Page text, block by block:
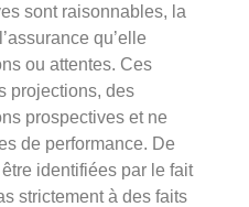
sont raisonnables, la
qu’elle
ou attentes. Ces
projections, des
prospectives et ne
de performance. De
identifiées par le fait
strictement à des faits